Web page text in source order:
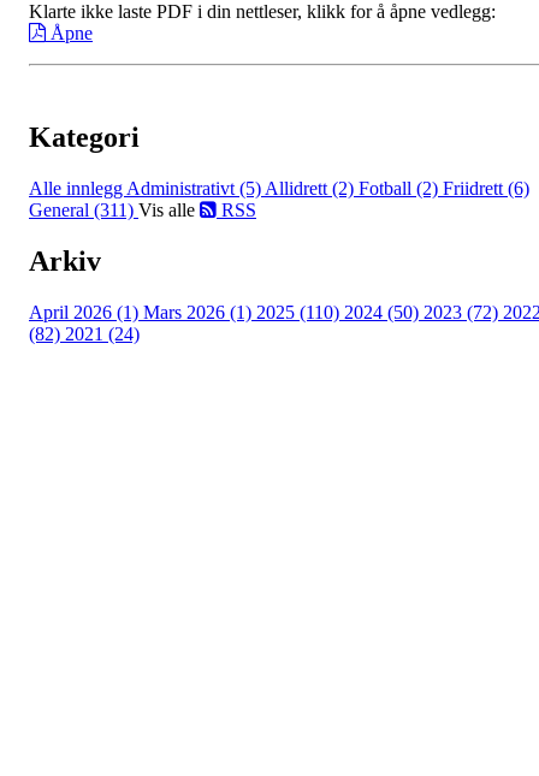
Klarte ikke laste PDF i din nettleser, klikk for å åpne vedlegg:
Åpne
Kategori
Alle innlegg Administrativt (5) Allidrett (2) Fotball (2) Friidrett (6)
General (311) Vis alle RSS
Arkiv
April 2026 (1) Mars 2026 (1) 2025 (110) 2024 (50) 2023 (72)
(82) 2021 (24)